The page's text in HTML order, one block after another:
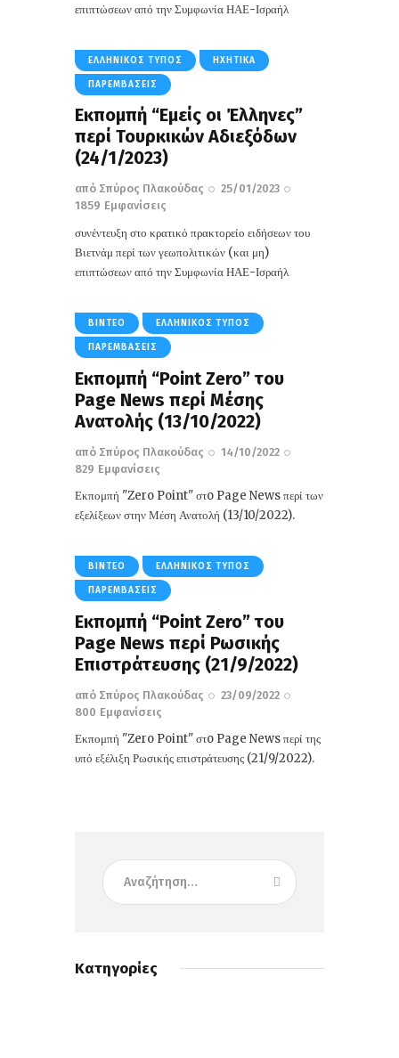
επιπτώσεων από την Συμφωνία ΗΑΕ-Ισραήλ
ΕΛΛΗΝΙΚΌΣ ΤΎΠΟΣ ΗΧΗΤΙΚΆ
ΠΑΡΕΜΒΆΣΕΙΣ
Εκπομπή “Εμείς οι Έλληνες”
περί Toυρκικών Αδιεξόδων
(24/1/2023)
από Σπύρος Πλακούδας
25/01/2023
1859 Εμφανίσεις
συνέντευξη στο κρατικό πρακτορείο ειδήσεων του
Βιετνάμ περί των γεωπολιτικών (και μη)
επιπτώσεων από την Συμφωνία ΗΑΕ-Ισραήλ
ΒΊΝΤΕΟ ΕΛΛΗΝΙΚΌΣ ΤΎΠΟΣ
ΠΑΡΕΜΒΆΣΕΙΣ
Εκπομπή “Point Zero” του
Page News περί Μέσης
Ανατολής (13/10/2022)
από Σπύρος Πλακούδας
14/10/2022
829 Εμφανίσεις
Εκπομπή "Zero Point" στo Page News περί των
εξελίξεων στην Μέση Ανατολή (13/10/2022).
ΒΊΝΤΕΟ ΕΛΛΗΝΙΚΌΣ ΤΎΠΟΣ
ΠΑΡΕΜΒΆΣΕΙΣ
Εκπομπή “Point Zero” του
Page News περί Ρωσικής
Επιστράτευσης (21/9/2022)
από Σπύρος Πλακούδας
23/09/2022
800 Εμφανίσεις
Εκπομπή "Zero Point" στo Page News περί της
υπό εξέλιξη Ρωσικής επιστράτευσης (21/9/2022).
Κατηγορίες